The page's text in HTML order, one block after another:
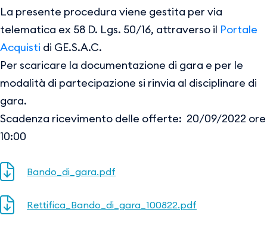
La presente procedura viene gestita per via
telematica ex 58 D. Lgs. 50/16, attraverso il Portale
Acquisti di GE.S.A.C.
Per scaricare la documentazione di gara e per le
modalità di partecipazione si rinvia al disciplinare di
gara.
Scadenza ricevimento delle offerte: 20/09/2022 ore
10:00
Bando_di_gara.pdf
Rettifica_Bando_di_gara_100822.pdf